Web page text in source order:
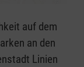
auf dem
Linien